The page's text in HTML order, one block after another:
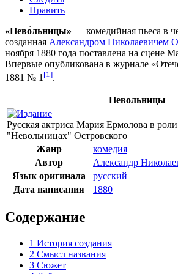
Править
«Нево́льницы» — комедийная пьеса в
созданная Александром Николаевичем
ноября 1880 года поставлена на сцене
Впервые опубликована в журнале
1881 № 1 [1].
Невольницы
Русская актриса Мария Ермолова в
"Невольницах" Островского
Жанр
комедия
Автор
Александр
Язык оригинала
русский
Дата написания
1880
Содержание
1 История создания
2 Смысл названия
3 Сюжет